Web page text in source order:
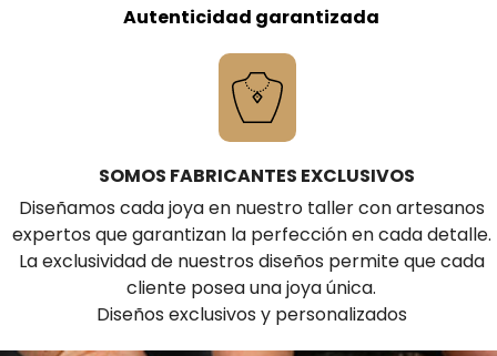
Autenticidad garantizada
SOMOS FABRICANTES EXCLUSIVOS
Diseñamos cada joya en nuestro taller con artesanos
expertos que garantizan la perfección en cada detalle.
La exclusividad de nuestros diseños permite que cada
cliente posea una joya única.
Diseños exclusivos y personalizados